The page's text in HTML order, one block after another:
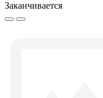
Заканчивается